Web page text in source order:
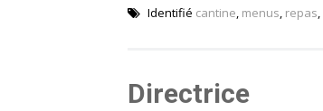
Identifié cantine, menus, repas,
Directrice